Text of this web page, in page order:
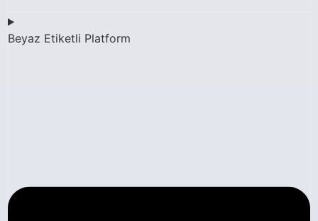
Beyaz Etiketli Platform